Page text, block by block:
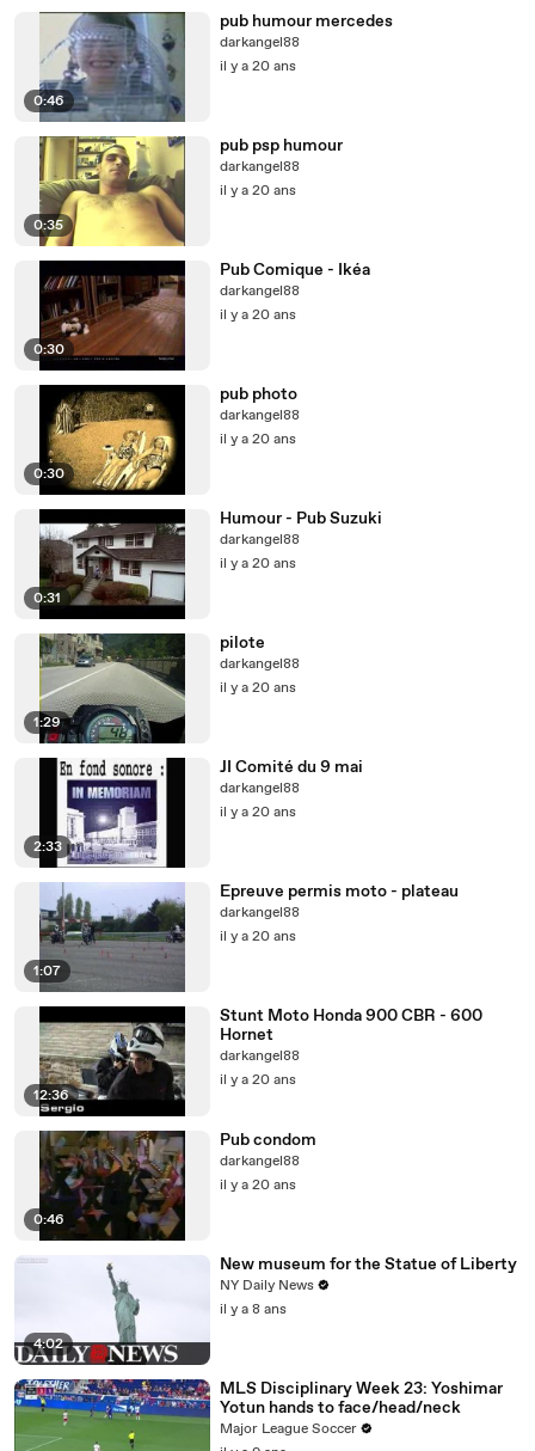
0:46
pub humour mercedes
darkangel88
il y a 20 ans
0:35
pub psp humour
darkangel88
il y a 20 ans
0:30
Pub Comique - Ikéa
darkangel88
il y a 20 ans
0:30
pub photo
darkangel88
il y a 20 ans
0:31
Humour - Pub Suzuki
darkangel88
il y a 20 ans
1:29
pilote
darkangel88
il y a 20 ans
2:33
JI Comité du 9 mai
darkangel88
il y a 20 ans
1:07
Epreuve permis moto - plateau
darkangel88
il y a 20 ans
12:36
Stunt Moto Honda 900 CBR - 600
Hornet
darkangel88
il y a 20 ans
0:46
Pub condom
darkangel88
il y a 20 ans
4:02
New museum for the Statue of Liberty
NY Daily News
il y a 8 ans
MLS Disciplinary Week 23: Yoshimar
Yotun hands to face/head/neck
Major League Soccer